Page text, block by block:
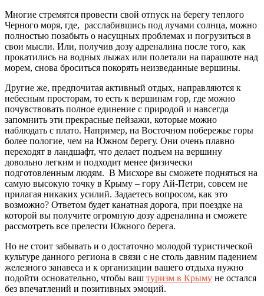
Многие стремятся провести свой отпуск на берегу теплого
Черного моря, где, расслабившись под лучами солнца, можно
полностью позабыть о насущных проблемах и погрузиться в
свои мысли. Или, получив дозу адреналина после того, как
прокатились на водных лыжах или полетали на парашюте над
морем, снова броситься покорять неизведанные вершины.
Другие же, предпочитая активный отдых, направляются к
небесным просторам, то есть к вершинам гор, где можно
почувствовать полное единение с природой и навсегда
запомнить эти прекрасные пейзажи, которые можно
наблюдать с плато. Например, на Восточном побережье горы
более пологие, чем на Южном берегу. Они очень плавно
переходят в ландшафт, что делает подъем на вершину
довольно легким и подходит менее физически
подготовленным людям. В Мисхоре вы сможете подняться на
самую высокую точку в Крыму – гору Ай-Петри, совсем не
прилагая никаких усилий. Задаетесь вопросом, как это
возможно? Ответом будет канатная дорога, при поездке на
которой вы получите огромную дозу адреналина и сможете
рассмотреть все прелести Южного берега.
Но не стоит забывать и о достаточно молодой туристической
культуре данного региона в связи с не столь давним падением
железного занавеса и к организации вашего отдыха нужно
подойти основательно, чтобы ваш туризм в Крыму не остался
без впечатлений и позитивных эмоций.